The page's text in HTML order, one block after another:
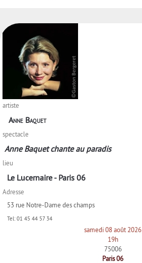
artiste
Anne Baquet
spectacle
Anne Baquet chante au paradis
lieu
Le Lucernaire - Paris 06
Adresse
53 rue Notre-Dame des champs
Tel: 01 45 44 57 34
samedi 08 août 2026
19h
75006
Paris 06